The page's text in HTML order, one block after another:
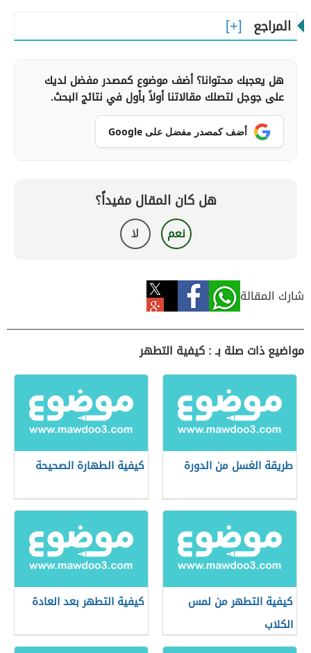
المراجع
هل يعجبك محتوانا؟ أضف موضوع كمصدر مفضل لديك
على جوجل لتصلك مقالاتنا أولاً بأول في نتائج البحث.
أضف كمصدر مفضل على Google
هل كان المقال مفيداً؟
نعم لا
شارك المقالة
مواضيع ذات صلة بـ : كيفية التطهر
طريقة الغسل من الدورة كيفية الطهارة الصحيحة
كيفية التطهر من لمس
الكلاب
كيفية التطهر بعد العادة